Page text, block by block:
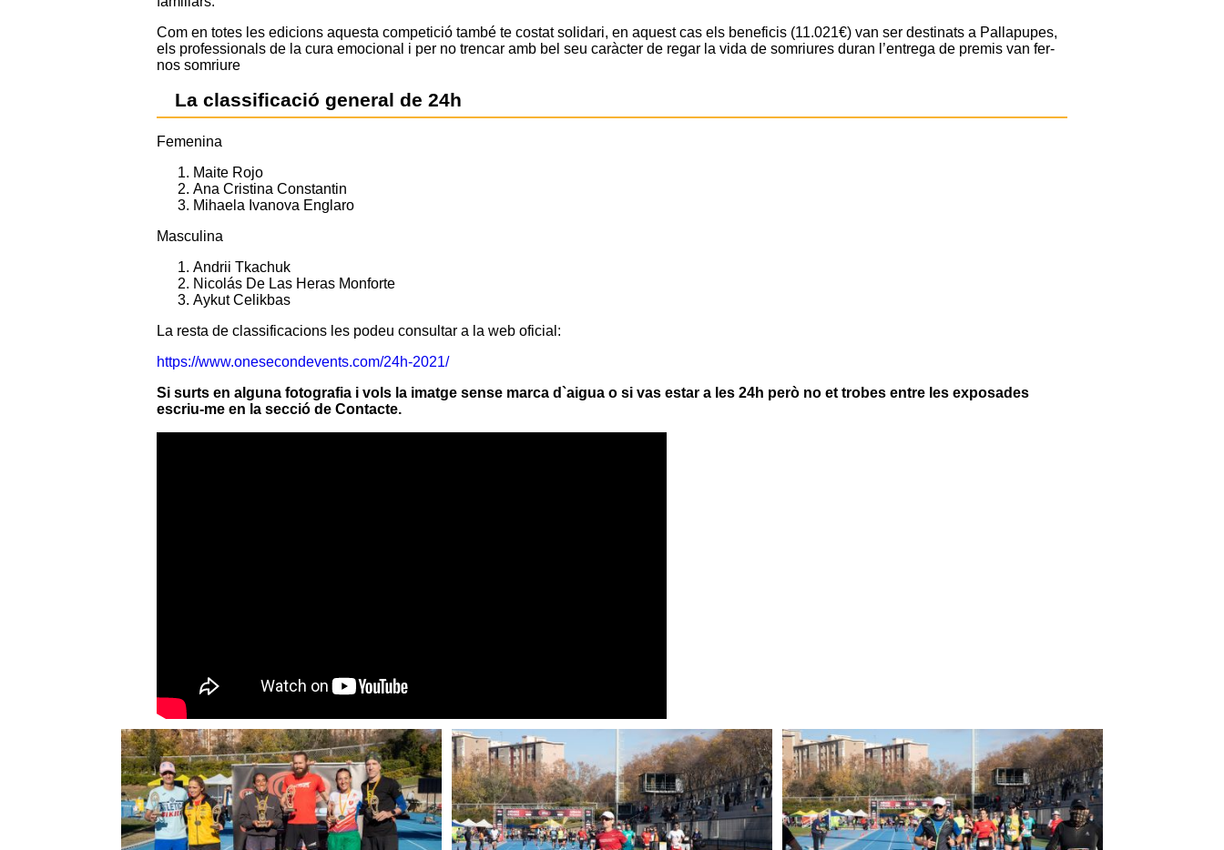
Com en totes les edicions aquesta competició també te costat solidari, en aquest cas els beneficis (11.021€) van ser destinats a Pallapupes,
els professionals de la cura emocional i per no trencar amb bel seu caràcter de regar la vida de somriures duran l’entrega de premis van fer-
nos somriure
La classificació general de 24h
Femenina
Maite Rojo
Ana Cristina Constantin
Mihaela Ivanova Englaro
Masculina
Andrii Tkachuk
Nicolás De Las Heras Monforte
Aykut Celikbas
La resta de classificacions les podeu consultar a la web oficial:
https://www.onesecondevents.com/24h-2021/
Si surts en alguna fotografia i vols la imatge sense marca d`aigua o si vas estar a les 24h però no et trobes entre les exposades
escriu-me en la secció de Contacte.